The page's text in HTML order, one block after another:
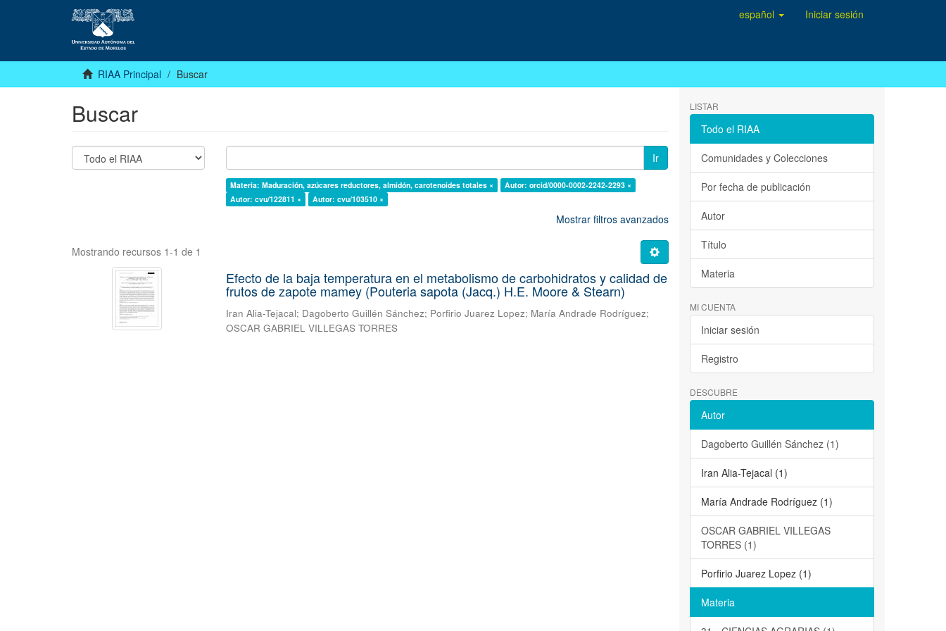
español Iniciar sesión
RIAA Principal Buscar
Buscar
Ir
Materia: Maduración, azúcares reductores, almidón, carotenoides totales ×
Autor: orcid/0000-0002-2242-2293 ×
Autor: cvu/122811 ×
Autor: cvu/103510 ×
Mostrar filtros avanzados
Mostrando recursos 1-1 de 1
Efecto de la baja temperatura en el metabolismo de carbohidratos y calidad de
frutos de zapote mamey (Pouteria sapota (Jacq.) H.E. Moore & Stearn)
Iran Alia-Tejacal; Dagoberto Guillén Sánchez; Porfirio Juarez Lopez; María Andrade Rodríguez;
OSCAR GABRIEL VILLEGAS TORRES
LISTAR
Todo el RIAA
Comunidades y Colecciones
Por fecha de publicación
Autor
Título
Materia
MI CUENTA
Iniciar sesión
Registro
DESCUBRE
Autor
Dagoberto Guillén Sánchez (1)
Iran Alia-Tejacal (1)
María Andrade Rodríguez (1)
OSCAR GABRIEL VILLEGAS
TORRES (1)
Porfirio Juarez Lopez (1)
Materia